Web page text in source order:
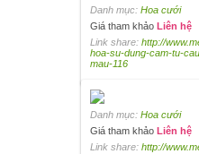
Danh mục: Hoa cưới
Giá tham khảo Liên hệ
Link share: http://
hoa-su-dung-cam-tu-
mau-116
Danh mục: Hoa cưới
Giá tham khảo Liên hệ
Link share: http://